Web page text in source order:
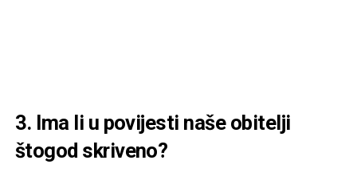
3. Ima li u povijesti naše obitelji
štogod skriveno?